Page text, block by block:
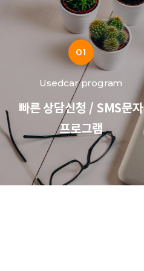
01
Usedcar program
빠른 상담신청 / SMS문자
프로그램